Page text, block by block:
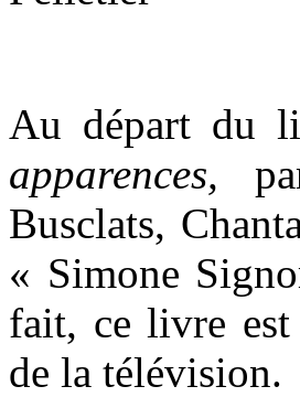
Au départ du
apparences,
Busclats,
« Simone
fait, ce livre est
de la télévision.